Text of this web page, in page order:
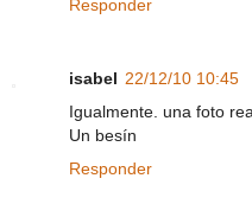
Responder
isabel 22/12/10 10:45
Igualmente. una foto
Un besín
Responder